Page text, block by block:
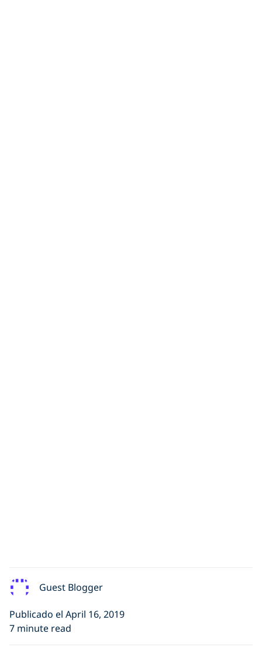
Guest Blogger
Publicado el April 16, 2019
7 minute read